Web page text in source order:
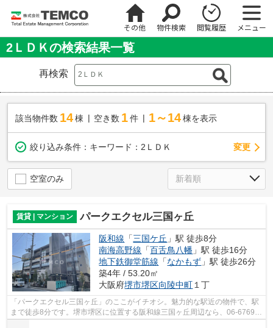
その他 物件検索 閲覧履歴 メニュー
2ＬＤＫの検索結果一覧
再検索
該当物件数 14棟 空き数 1 件 1～14 棟を表示
絞り込み条件： キーワード：2ＬＤＫ 変更
空室のみ
賃貸 | マンション パークエクセル三国ヶ丘
阪和線 「三国ケ丘 」駅 徒歩8分
南海高野線 「百舌鳥八幡 」駅 徒歩16分
地下鉄御堂筋線 「なかもず 」駅 徒歩26分
築4年 / 53.20㎡
大阪府堺市堺区向陵中町 １丁
「パークエクセル三国ヶ丘」のここがイチオシ。魅力的な駅近の物件で、駅
まで徒歩8分です。堺市堺区に位置する阪和線三国ヶ丘周辺なら、06-6769-
1065かinfo@temco-co.comまで、いつで...